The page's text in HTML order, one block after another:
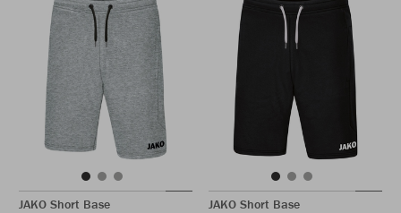
JAKO Short Base
JAKO Short Base